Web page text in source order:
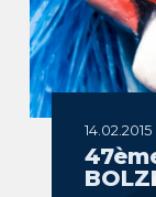
14.02.2015